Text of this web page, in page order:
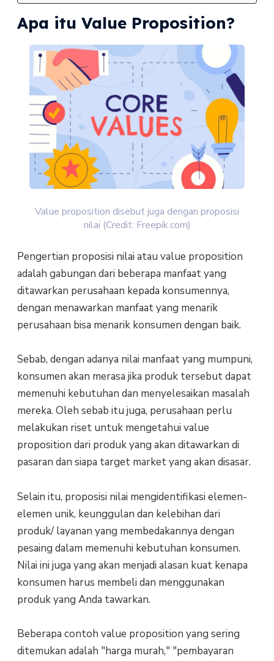
Apa itu Value Proposition?
Value proposition disebut juga dengan proposisi
nilai (Credit: Freepik.com)
Pengertian proposisi nilai atau value proposition
adalah gabungan dari beberapa manfaat yang
ditawarkan perusahaan kepada konsumennya,
dengan menawarkan manfaat yang menarik
perusahaan bisa menarik konsumen dengan baik.
Sebab, dengan adanya nilai manfaat yang mumpuni,
konsumen akan merasa jika produk tersebut dapat
memenuhi kebutuhan dan menyelesaikan masalah
mereka. Oleh sebab itu juga, perusahaan perlu
melakukan riset untuk mengetahui value
proposition dari produk yang akan ditawarkan di
pasaran dan siapa target market yang akan disasar.
Selain itu, proposisi nilai mengidentifikasi elemen-
elemen unik, keunggulan dan kelebihan dari
produk/ layanan yang membedakannya dengan
pesaing dalam memenuhi kebutuhan konsumen.
Nilai ini juga yang akan menjadi alasan kuat kenapa
konsumen harus membeli dan menggunakan
produk yang Anda tawarkan.
Beberapa contoh value proposition yang sering
ditemukan adalah "harga murah," "pembayaran